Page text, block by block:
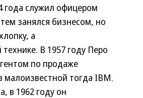
служил офицером
занялся бизнесом, но
а
В 1957 году Перо
по продаже
тогда IBM.
в 1962 году он